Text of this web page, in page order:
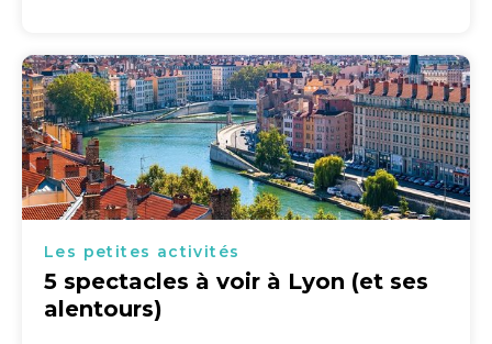
Les petites activités
5 spectacles à voir à Lyon (et ses
alentours)